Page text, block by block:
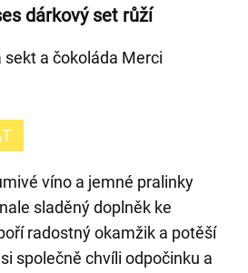
dárkový set růží
sekt a čokoláda Merci
víno a jemné pralinky
sladěný doplněk ke
radostný okamžik a potěší
společně chvíli odpočinku a